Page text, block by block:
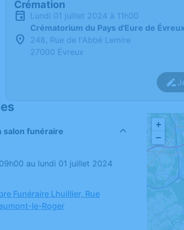
Crémation
lundi 01 juillet 2024 à 11h00
Crématorium du Pays d'Eure de Évreux
248, Rue de l'Abbé Lemire
27000 Évreux
salon funéraire
Funéraire Lhuillier, Rue
le-Roger
+
−